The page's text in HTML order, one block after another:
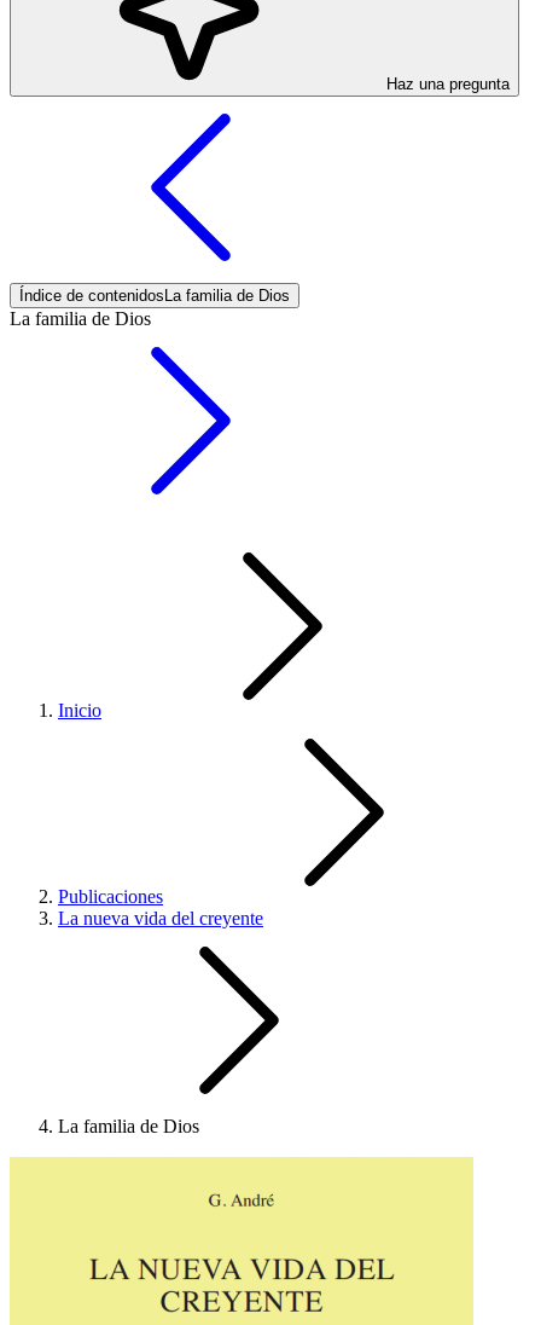
Haz una pregunta
Índice de contenidos La familia de Dios
La familia de Dios
Inicio
Publicaciones
La nueva vida del creyente
La familia de Dios